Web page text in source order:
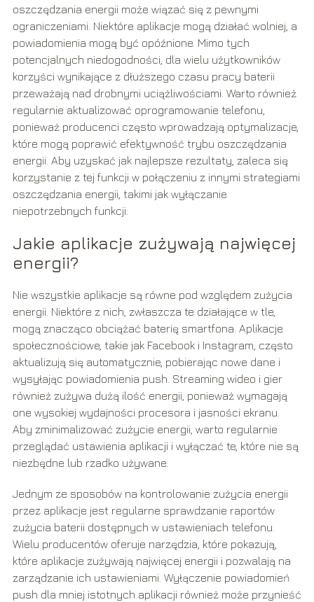
oszczędzania energii może wiązać się z pewnymi
ograniczeniami. Niektóre aplikacje mogą działać wolniej, a
powiadomienia mogą być opóźnione. Mimo tych
potencjalnych niedogodności, dla wielu użytkowników
korzyści wynikające z dłuższego czasu pracy baterii
przeważają nad drobnymi uciążliwościami. Warto również
regularnie aktualizować oprogramowanie telefonu,
ponieważ producenci często wprowadzają optymalizacje,
które mogą poprawić efektywność trybu oszczędzania
energii. Aby uzyskać jak najlepsze rezultaty, zaleca się
korzystanie z tej funkcji w połączeniu z innymi strategiami
oszczędzania energii, takimi jak wyłączanie
niepotrzebnych funkcji.
Jakie aplikacje zużywają najwięcej
energii?
Nie wszystkie aplikacje są równe pod względem zużycia
energii. Niektóre z nich, zwłaszcza te działające w tle,
mogą znacząco obciążać baterię smartfona. Aplikacje
społecznościowe, takie jak Facebook i Instagram, często
aktualizują się automatycznie, pobierając nowe dane i
wysyłając powiadomienia push. Streaming wideo i gier
również zużywa dużą ilość energii, ponieważ wymagają
one wysokiej wydajności procesora i jasności ekranu.
Aby zminimalizować zużycie energii, warto regularnie
przeglądać ustawienia aplikacji i wyłączać te, które nie są
niezbędne lub rzadko używane.
Jednym ze sposobów na kontrolowanie zużycia energii
przez aplikacje jest regularne sprawdzanie raportów
zużycia baterii dostępnych w ustawieniach telefonu.
Wielu producentów oferuje narzędzia, które pokazują,
które aplikacje zużywają najwięcej energii i pozwalają na
zarządzanie ich ustawieniami. Wyłączenie powiadomień
push dla mniej istotnych aplikacji również może przynieść